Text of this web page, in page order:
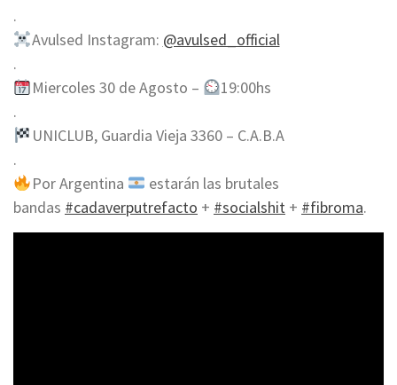
.
Avulsed Instagram: @avulsed_official
.
Miercoles 30 de Agosto –
19:00hs
.
UNICLUB, Guardia Vieja 3360 – C.A.B.A
.
Por Argentina
estarán las brutales
bandas #cadaverputrefacto + #socialshit + #fibroma.